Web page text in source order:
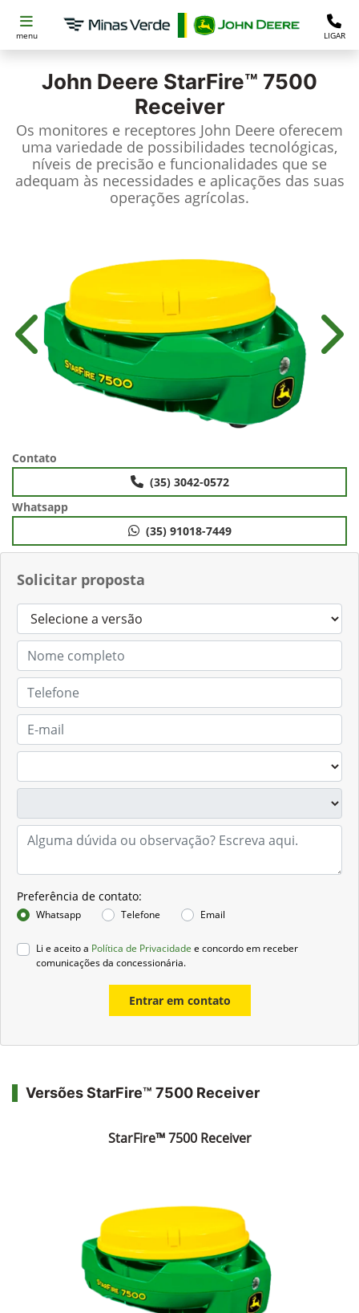
menu LIGAR
John Deere StarFire™ 7500
Receiver
Os monitores e receptores John Deere oferecem
uma variedade de possibilidades tecnológicas,
níveis de precisão e funcionalidades que se
adequam às necessidades e aplicações das suas
operações agrícolas.
Solicitar proposta
Preferência de contato:
Whatsapp Telefone Email
Li e aceito a Política de Privacidade e concordo em receber
comunicações da concessionária.
Entrar em contato
Anterior
Contato
(35) 3042-0572
Whatsapp
(35) 91018-7449
Versões StarFire™ 7500 Receiver
StarFire™ 7500 Receiver